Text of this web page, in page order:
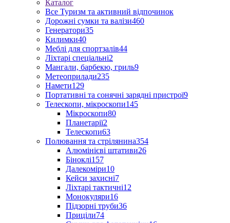
Каталог
Все Туризм та активний відпочинок
Дорожні сумки та валізи460
Генератори35
Килимки40
Меблі для спортзалів44
Ліхтарі спеціальні2
Мангали, барбекю, гриль9
Метеоприлади235
Намети129
Портативні та сонячні зарядні пристрої9
Телескопи, мікроскопи145
Мікроскопи80
Планетарії2
Телескопи63
Полювання та стрілянина354
Алюмінієві штативи26
Біноклі157
Далекоміри10
Кейси захисні7
Ліхтарі тактичні12
Монокуляри16
Підзорні труби36
Приціли74